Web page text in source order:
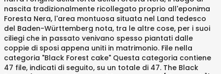
nascita tradizionalmente ricollegato proprio all'eponima
Foresta Nera, l'area montuosa situata nel Land tedesco
del Baden-Württemberg nota, tra le altre cose, per i suoi
ciliegi che in passato venivano spesso piantati dalle
coppie di sposi appena uniti in matrimonio. File nella
categoria "Black Forest cake" Questa categoria contiene
47 file, indicati di seguito, su un totale di 47. The Black